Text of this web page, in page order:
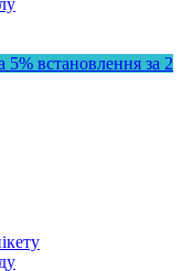
5% встановлення за 2